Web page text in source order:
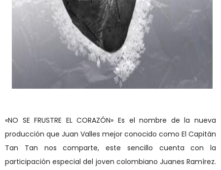
«NO SE FRUSTRE EL CORAZÓN» Es el nombre de la nueva
producción que Juan Valles mejor conocido como El Capitán
Tan Tan nos comparte, este sencillo cuenta con la
participación especial del joven colombiano Juanes Ramírez.